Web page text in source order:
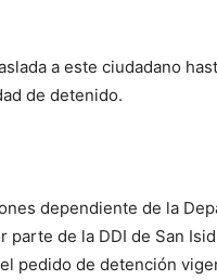
a este ciudadano
de detenido.
dependiente de la
de la DDI de San
pedido de detención